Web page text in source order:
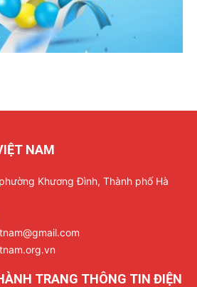
NAM
Khương Đình, Thành phố Hà
TRANG THÔNG TIN ĐIỆN